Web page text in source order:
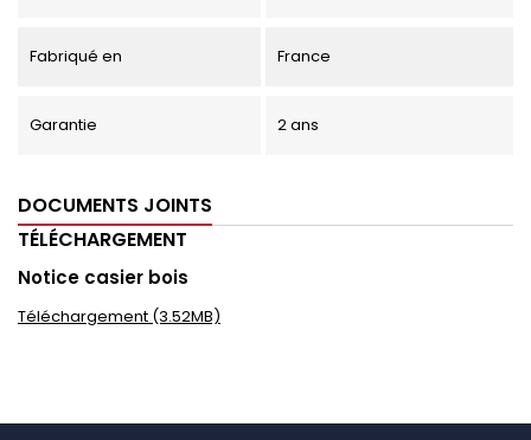
Fabriqué en France
Garantie 2 ans
DOCUMENTS JOINTS
TÉLÉCHARGEMENT
Notice casier bois
Téléchargement (3.52MB)